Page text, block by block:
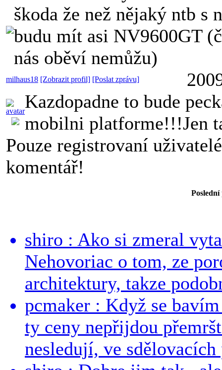
škoda že než nějaký ntb s
budu mít asi NV9600GT
nás oběví nemůžu)
milhaus18 [Zobrazit profil] [Poslat zprávu]
Kazdopadne to bude
mobilni platforme!!!Jen
Pouze registrovaní
komentář!
shiro : Ako si zmeral
Nehovoriac o tom, ze
architektury, takze
pcmaker : Když se
ty ceny nepřijdou
nesledují, ve sdělovacích